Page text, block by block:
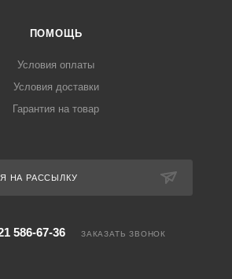
ПОМОЩЬ
Условия оплаты
Условия доставки
Гарантия на товар
НА РАССЫЛКУ
586-67-36 ЗАКАЗАТЬ ЗВОНОК